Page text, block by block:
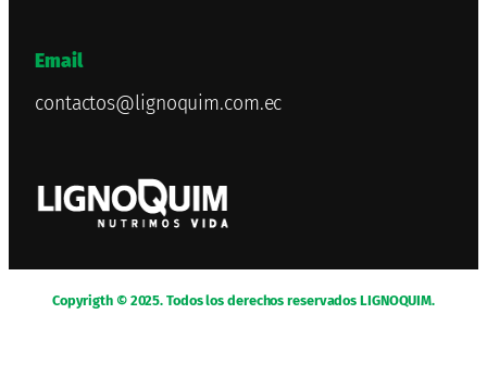
Email
contactos@lignoquim.com.ec
Copyrigth © 2025. Todos los derechos reservados LIGNOQUIM.